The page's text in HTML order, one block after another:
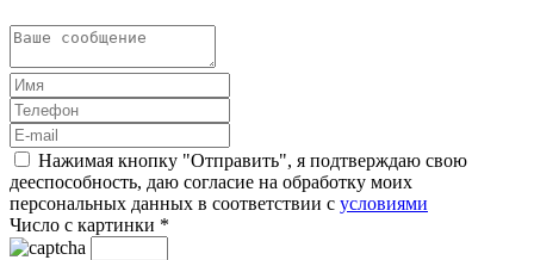
Нажимая кнопку "Отправить", я подтверждаю свою
дееспособность, даю согласие на обработку моих
персональных данных в соответствии с условиями
Число с картинки *